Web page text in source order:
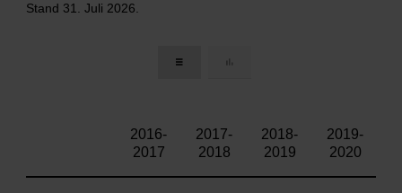
Stand 31. Juli 2026.
2016-
2017
2017-
2018
2018-
2019
2019-
2020